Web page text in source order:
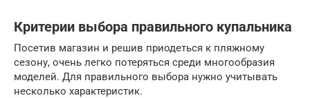
Критерии выбора правильного купальника
Посетив магазин и решив приодеться к пляжному
сезону, очень легко потеряться среди многообразия
моделей. Для правильного выбора нужно учитывать
несколько характеристик.